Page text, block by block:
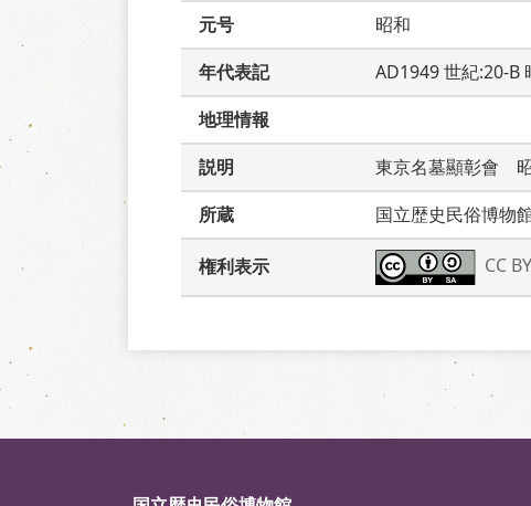
元号
昭和
年代表記
AD1949 世紀:20-B
地理情報
説明
東京名墓顯彰會　
所蔵
国立歴史民俗博物
権利表示 CC